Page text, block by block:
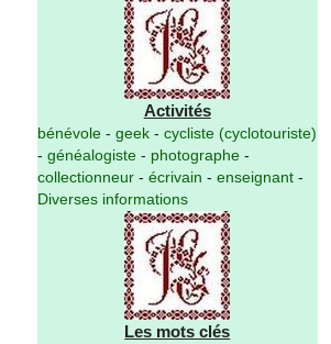
Activités
bénévole- geek- cycliste (cyclotouriste)
- généalogiste- photographe-
collectionneur- écrivain - enseignant-
Diverses informations
Les mots clés